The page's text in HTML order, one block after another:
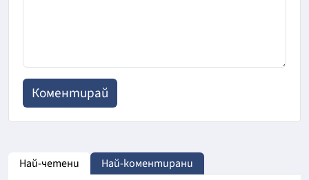
Най-четени Най-коментирани